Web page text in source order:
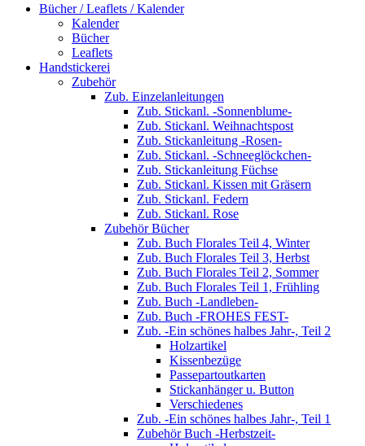
Bücher / Leaflets / Kalender
Kalender
Bücher
Leaflets
Handstickerei
Zubehör
Zub. Einzelanleitungen
Zub. Stickanl. -Sonnenblume-
Zub. Stickanl. Weihnachtspost
Zub. Stickanleitung -Rosen-
Zub. Stickanl. -Schneeglöckchen-
Zub. Stickanleitung Füchse
Zub. Stickanl. Kissen mit Gräsern
Zub. Stickanl. Federn
Zub. Stickanl. Rose
Zubehör Bücher
Zub. Buch Florales Teil 4, Winter
Zub. Buch Florales Teil 3, Herbst
Zub. Buch Florales Teil 2, Sommer
Zub. Buch Florales Teil 1, Frühling
Zub. Buch -Landleben-
Zub. Buch -FROHES FEST-
Zub. -Ein schönes halbes Jahr-, Teil 2
Holzartikel
Kissenbezüge
Passepartoutkarten
Stickanhänger u. Button
Verschiedenes
Zub. -Ein schönes halbes Jahr-, Teil 1
Zubehör Buch -Herbstzeit-